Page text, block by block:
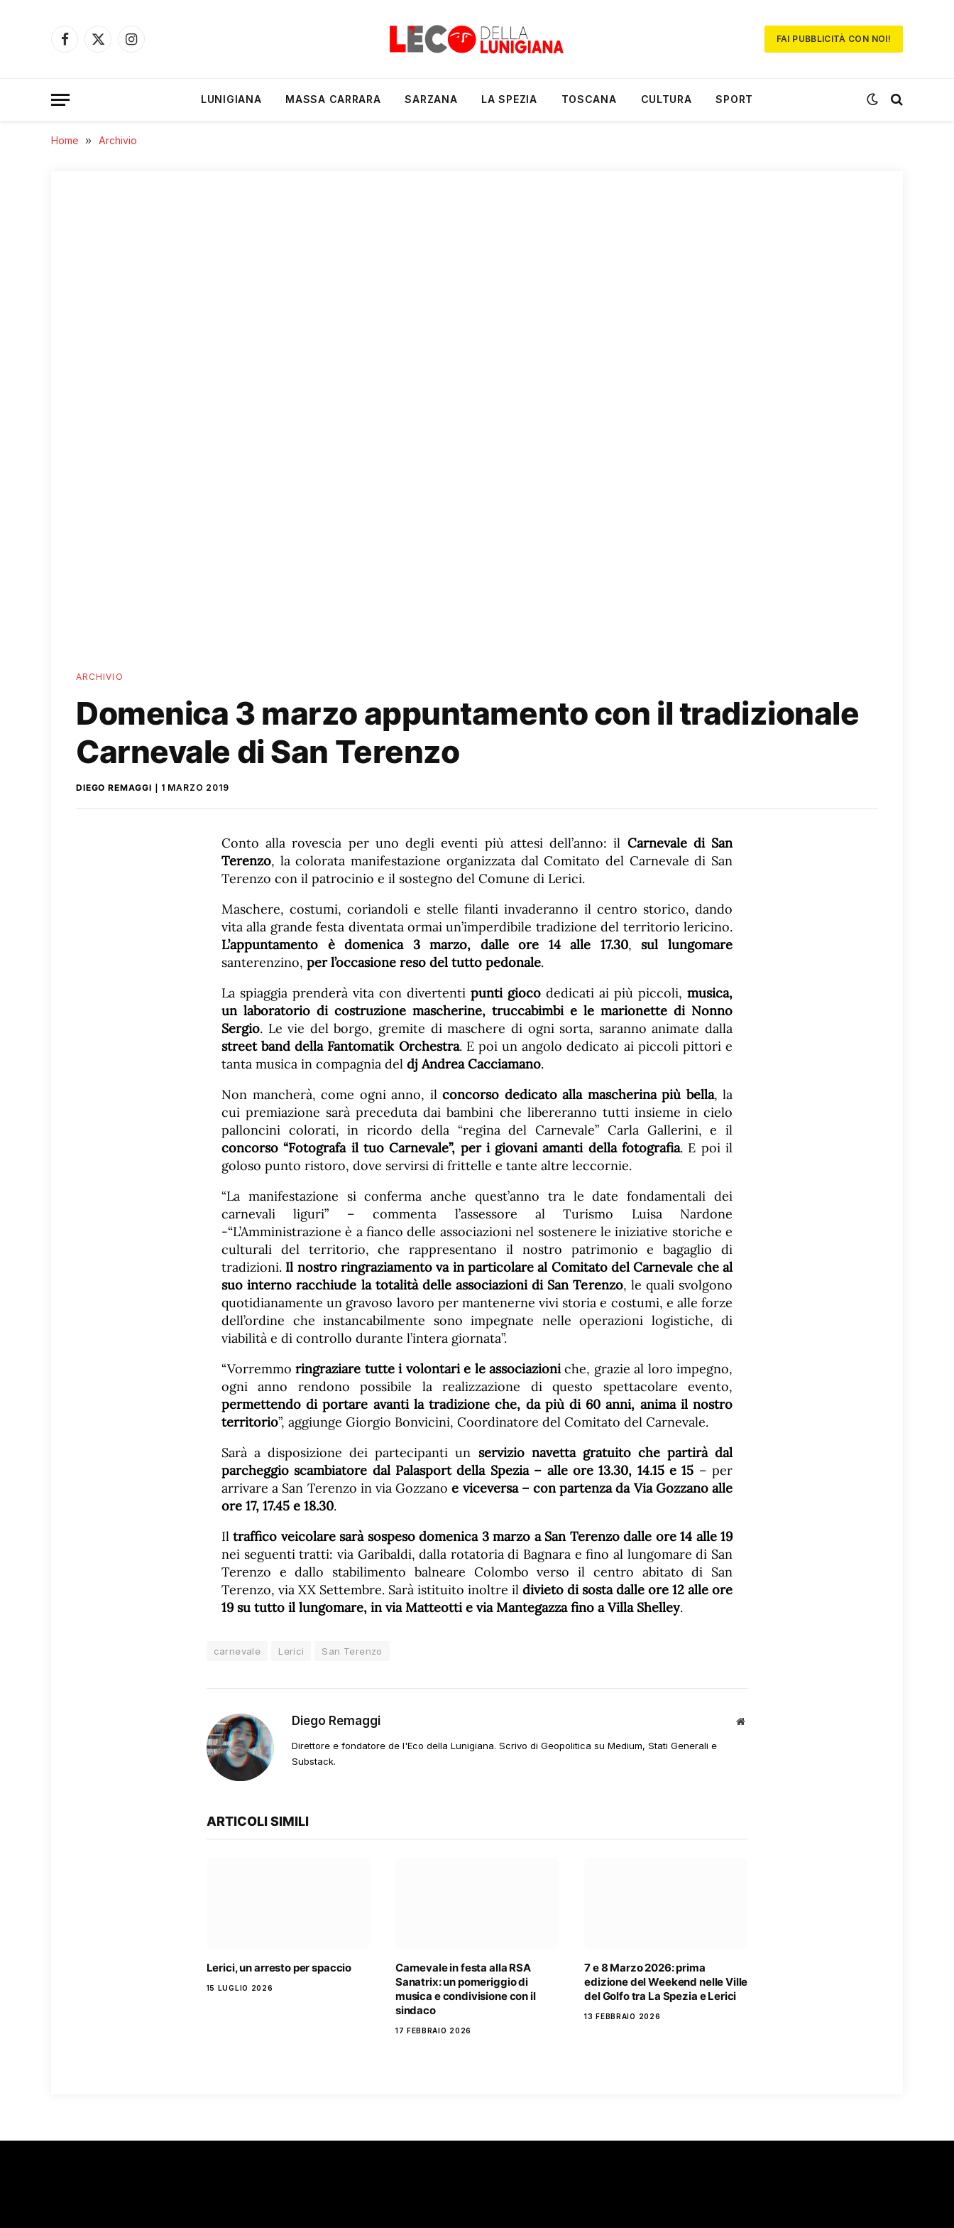
Facebook
X
Instagram
FAI PUBBLICITÀ CON NOI!
LUNIGIANA MASSA CARRARA SARZANA LA SPEZIA TOSCANA CULTURA SPORT
Home » Archivio
ARCHIVIO
Domenica 3 marzo appuntamento con il tradizionale
Carnevale di San Terenzo
DIEGO REMAGGI 1 MARZO 2019
Conto alla rovescia per uno degli eventi più attesi dell’anno: il Carnevale di San
Terenzo, la colorata manifestazione organizzata dal Comitato del Carnevale di San
Terenzo con il patrocinio e il sostegno del Comune di Lerici.
Maschere, costumi, coriandoli e stelle filanti invaderanno il centro storico, dando
vita alla grande festa diventata ormai un’imperdibile tradizione del territorio lericino.
L’appuntamento è domenica 3 marzo, dalle ore 14 alle 17.30, sul lungomare
santerenzino, per l’occasione reso del tutto pedonale.
La spiaggia prenderà vita con divertenti punti gioco dedicati ai più piccoli, musica,
un laboratorio di costruzione mascherine, truccabimbi e le marionette di Nonno
Sergio. Le vie del borgo, gremite di maschere di ogni sorta, saranno animate dalla
street band della Fantomatik Orchestra. E poi un angolo dedicato ai piccoli pittori e
tanta musica in compagnia del dj Andrea Cacciamano.
Non mancherà, come ogni anno, il concorso dedicato alla mascherina più bella, la
cui premiazione sarà preceduta dai bambini che libereranno tutti insieme in cielo
palloncini colorati, in ricordo della “regina del Carnevale” Carla Gallerini, e il
concorso “Fotografa il tuo Carnevale”, per i giovani amanti della fotografia. E poi il
goloso punto ristoro, dove servirsi di frittelle e tante altre leccornie.
“La manifestazione si conferma anche quest’anno tra le date fondamentali dei
carnevali liguri” – commenta l’assessore al Turismo Luisa Nardone
-“L’Amministrazione è a fianco delle associazioni nel sostenere le iniziative storiche e
culturali del territorio, che rappresentano il nostro patrimonio e bagaglio di
tradizioni. Il nostro ringraziamento va in particolare al Comitato del Carnevale che al
suo interno racchiude la totalità delle associazioni di San Terenzo, le quali svolgono
quotidianamente un gravoso lavoro per mantenerne vivi storia e costumi, e alle forze
dell’ordine che instancabilmente sono impegnate nelle operazioni logistiche, di
viabilità e di controllo durante l’intera giornata”.
“Vorremmoringraziare tutte i volontari e le associazioniche, grazie al loro impegno,
ogni anno rendono possibile la realizzazione di questo spettacolare evento,
permettendo di portare avanti la tradizione che, da più di 60 anni, anima il nostro
territorio”, aggiunge Giorgio Bonvicini, Coordinatore del Comitato del Carnevale.
Sarà a disposizione dei partecipanti un servizio navetta gratuito che partirà dal
parcheggio scambiatore dal Palasport della Spezia – alle ore 13.30, 14.15 e 15 – per
arrivare a San Terenzo in via Gozzanoe viceversa – con partenza da Via Gozzano alle
ore 17, 17.45 e 18.30.
Iltraffico veicolare sarà sospeso domenica 3 marzo a San Terenzo dalle ore 14 alle 19
nei seguenti tratti: via Garibaldi, dalla rotatoria di Bagnara e fino al lungomare di San
Terenzo e dallo stabilimento balneare Colombo verso il centro abitato di San
Terenzo, via XX Settembre. Sarà istituito inoltre il divieto di sosta dalle ore 12 alle ore
19 su tutto il lungomare, in via Matteotti e via Mantegazza fino a Villa Shelley.
carnevale Lerici San Terenzo
Diego Remaggi
Sito
Direttore e fondatore de l'Eco della Lunigiana. Scrivo di Geopolitica su Medium, Stati Generali e
Substack.
ARTICOLI SIMILI
Lerici, un arresto per spaccio
15 LUGLIO 2026
Carnevale in festa alla RSA
Sanatrix: un pomeriggio di
musica e condivisione con il
sindaco
17 FEBBRAIO 2026
7 e 8 Marzo 2026: prima
edizione del Weekend nelle Ville
del Golfo tra La Spezia e Lerici
13 FEBBRAIO 2026